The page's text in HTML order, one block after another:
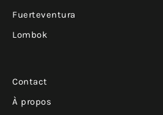
Fuerteventura
Lombok
Contact
À propos